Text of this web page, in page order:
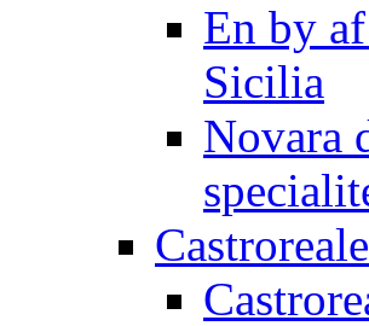
En by
Sicilia
Novara
Castroreale